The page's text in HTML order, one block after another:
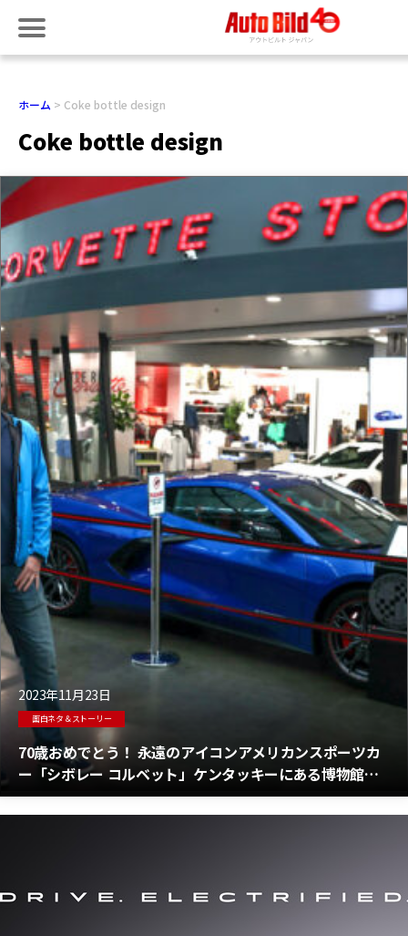
ホーム Coke bottle design
Coke bottle design
2023年11月23日
面白ネタ＆ストーリー
70歳おめでとう！ 永遠のアイコンアメリカンスポーツカ
ー「シボレー コルベット」ケンタッキーにある博物館を
訪問